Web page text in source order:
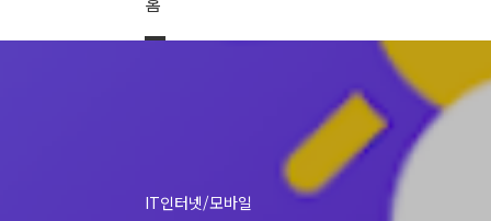
IT인터넷/모바일